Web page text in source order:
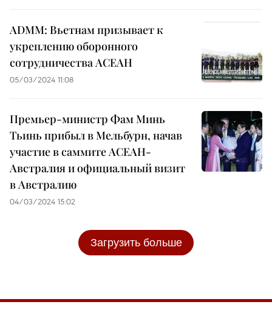
ADMM: Вьетнам призывает к
укреплению оборонного
сотрудничества АСЕАН
05/03/2024 11:08
Премьер-министр Фам Минь
Тьинь прибыл в Мельбурн, начав
участие в саммите АСЕАН-
Австралия и официальный визит
в Австралию
04/03/2024 15:02
Загрузить больше